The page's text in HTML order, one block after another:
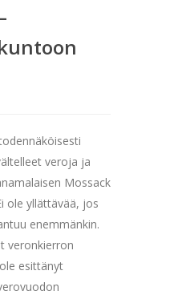
veroja ja
Mossack
ole yllättävää, jos
enemmänkin.
veronkierron
esittänyt